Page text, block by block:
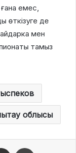
емес,
өткізуге де
мен
тамыз
облысы